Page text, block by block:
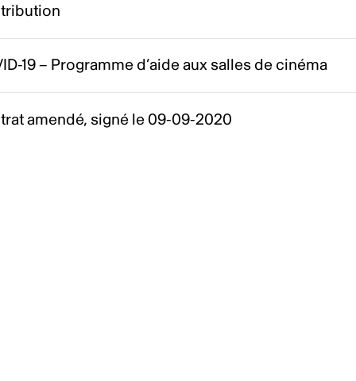
19 – Programme d’aide aux salles de cinéma
amendé, signé le 09-09-2020